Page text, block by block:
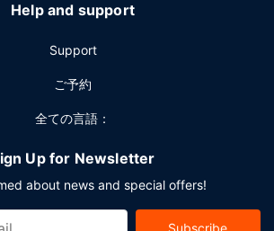
Help and support
Support
ご予約
全ての言語：
Up for Newsletter
about news and special offers!
Subscribe